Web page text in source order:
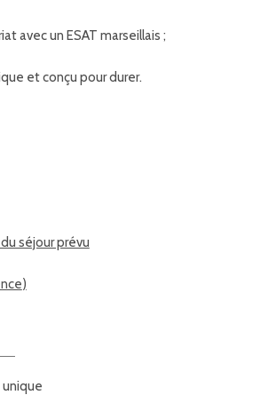
avec un ESAT marseillais ;
et conçu pour durer.
séjour prévu
)